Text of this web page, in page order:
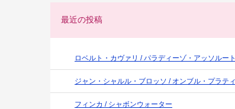
最近の投稿
ロベルト・カヴァリ / パラディーゾ・アッソルート
ジャン・シャルル・ブロッソ / オンブル・プラテ
フィンカ / シャボンウォーター